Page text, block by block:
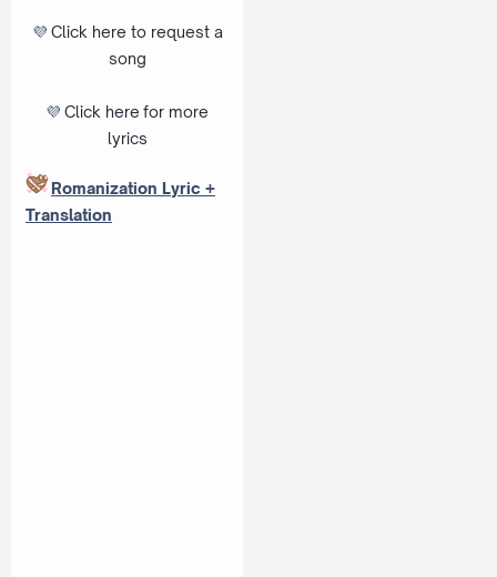
💜 Click here to request a
song
💜 Click here for more
lyrics
Romanization Lyric +
Translation